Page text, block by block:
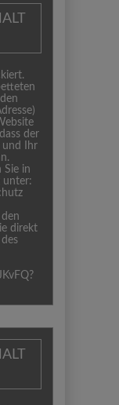
der
und Ihr
Sie in
unter:
direkt